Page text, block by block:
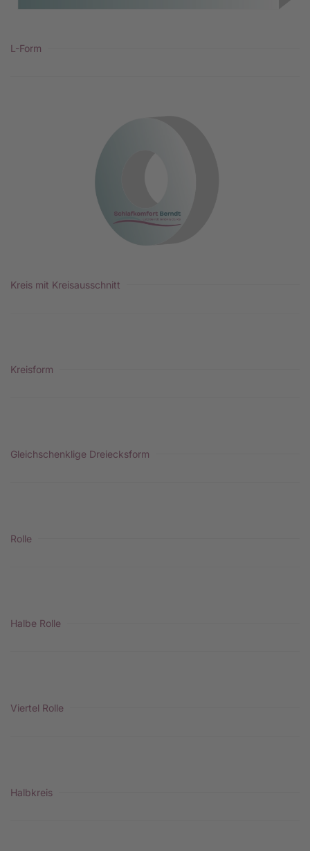
L-Form
Kreis mit Kreisausschnitt
Kreisform
Gleichschenklige Dreiecksform
Rolle
Halbe Rolle
Viertel Rolle
Halbkreis